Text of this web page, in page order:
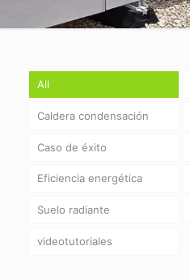
All
Caldera condensación
Caso de éxito
Eficiencia energética
Suelo radiante
videotutoriales